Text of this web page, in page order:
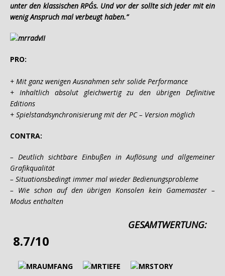
unter den klassischen RPG´s. Und vor der sollte sich jeder mit ein
wenig Anspruch mal verbeugt haben.”
PRO:
+ Mit ganz wenigen Ausnahmen sehr solide Performance
+ Inhaltlich absolut gleichwertig zu den übrigen Definitive
Editions
+ Spielstandsynchronisierung mit der PC – Version möglich
CONTRA:
– Deutlich sichtbare Einbußen in Auflösung und allgemeiner
Grafikqualität
– Situationsbedingt immer mal wieder Bedienungsprobleme
– Wie schon auf den übrigen Konsolen kein Gamemaster –
Modus enthalten
GESAMTWERTUNG:
8.7/10